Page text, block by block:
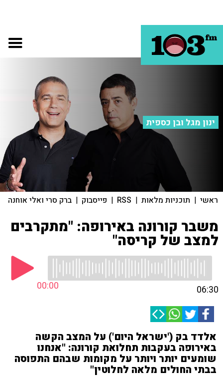
ינון מגל ובן כספית
ראשי | תוכניות מלאות |
RSS
| פייסבוק | ברק סרי ואלי אוחנה
משבר קורונה באירופה: "מתקרבים
למצב של קריסה"
00:00 06:30
אלדד בק ('ישראל היום') על המצב הקשה
באירופה בעקבות תחלואת קורונה: "אנחנו
שומעים יותר ויותר על מקומות שבהם התפוסה
בבתי החולים מלאה לחלוטין"